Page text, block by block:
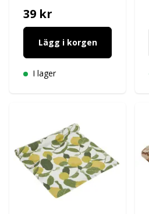
39 kr
Lägg i korgen
I lager